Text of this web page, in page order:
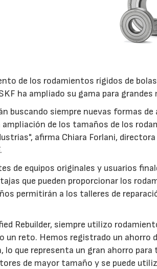
de los rodamientos rígidos de
ha ampliado su gama para
buscando siempre nuevas formas
ampliación de los tamaños de los
afirma Chiara Forlani,
de equipos originales y usuarios
que pueden proporcionar los
permitirán a los talleres de
Rebuilder, siempre utilizo
un reto. Hemos registrado un ahorro
lo que representa un gran ahorro
de mayor tamaño y se puede